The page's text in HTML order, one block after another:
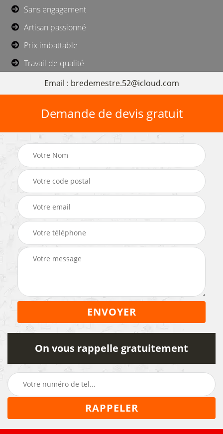
Sans engagement
Artisan passionné
Prix imbattable
Travail de qualité
Email : bredemestre.52@icloud.com
Demande de devis gratuit
On vous rappelle gratuitement